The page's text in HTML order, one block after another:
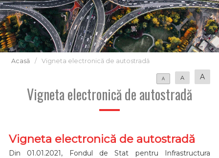
Acasă / Vigneta electronică de autostradă
A A A
Vigneta electronică de autostradă
Vigneta electronică de autostradă
Din 01.01.2021, Fondul de Stat pentru Infrastructura